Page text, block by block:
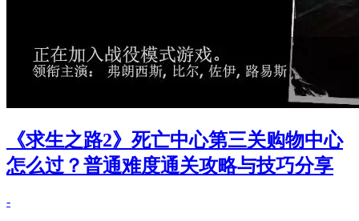
《求生之路2》死亡中心第三关购物中心
怎么过？普通难度通关攻略与技巧分享
-